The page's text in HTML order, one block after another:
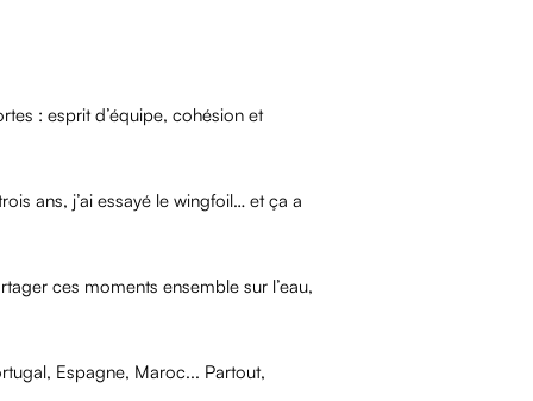
: esprit d’équipe, cohésion et
ans, j’ai essayé le wingfoil… et ça a
ces moments ensemble sur l’eau,
Espagne, Maroc... Partout,